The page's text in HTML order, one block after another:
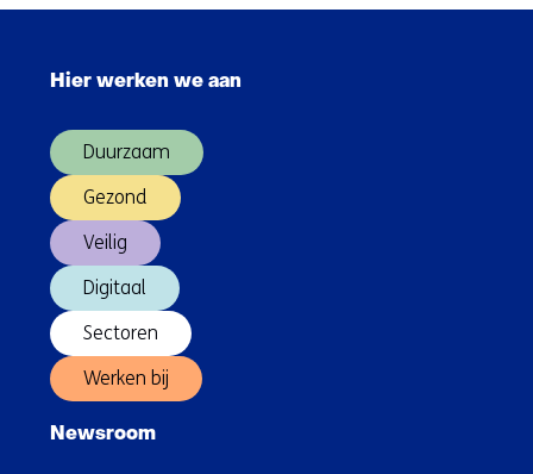
life
een
van
13
afleveringen
Hier werken we aan
Duurzaam
Gezond
Veilig
Digitaal
Sectoren
Werken bij
Newsroom